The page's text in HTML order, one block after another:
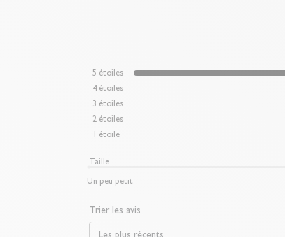
5 étoiles
4 étoiles
3 étoiles
2 étoiles
étoile
Taille
Un peu petit
Trier les avis